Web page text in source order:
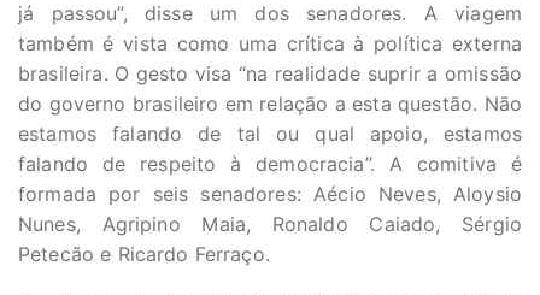
já passou”, disse um dos senadores. A viagem
também é vista como uma crítica à política externa
brasileira. O gesto visa “na realidade suprir a omissão
do governo brasileiro em relação a esta questão. Não
estamos falando de tal ou qual apoio, estamos
falando de respeito à democracia”. A comitiva é
formada por seis senadores: Aécio Neves, Aloysio
Nunes, Agripino Maia, Ronaldo Caiado, Sérgio
Petecão e Ricardo Ferraço.